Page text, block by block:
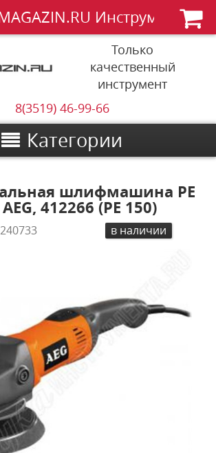
Инструменты
Только
качественный
инструмент
8(3519) 46-99-66
Категории
шлифмашина PE
412266 (PE 150)
240733 в наличии